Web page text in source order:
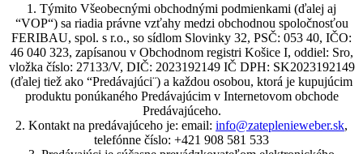
1. Týmito Všeobecnými obchodnými podmienkami (ďalej aj
“VOP“) sa riadia právne vzťahy medzi obchodnou spoločnosťou
FERIBAU, spol. s r.o., so sídlom Slovinky 32, PSČ: 053 40, IČO:
46 040 323, zapísanou v Obchodnom registri Košice I, oddiel: Sro,
vložka číslo: 27133/V, DIČ: 2023192149 IČ DPH: SK2023192149
(ďalej tiež ako “Predávajúci¨) a každou osobou, ktorá je kupujúcim
produktu ponúkaného Predávajúcim v Internetovom obchode
Predávajúceho.
2. Kontakt na predávajúceho je: email: info@zateplenieweber.sk,
telefónne číslo: +421 908 581 533